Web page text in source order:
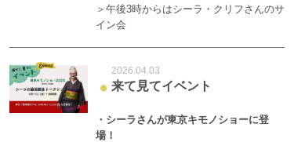
＞午後3時からはシーラ・クリフさんのサ
イン会
●
2026.04.03
来て見てイベント
・シーラさんが東京キモノショーに登
場！